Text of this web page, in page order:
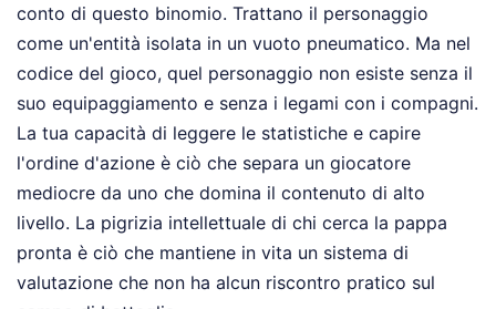
conto di questo binomio. Trattano il personaggio
come un'entità isolata in un vuoto pneumatico. Ma nel
codice del gioco, quel personaggio non esiste senza il
suo equipaggiamento e senza i legami con i compagni.
La tua capacità di leggere le statistiche e capire
l'ordine d'azione è ciò che separa un giocatore
mediocre da uno che domina il contenuto di alto
livello. La pigrizia intellettuale di chi cerca la pappa
pronta è ciò che mantiene in vita un sistema di
valutazione che non ha alcun riscontro pratico sul